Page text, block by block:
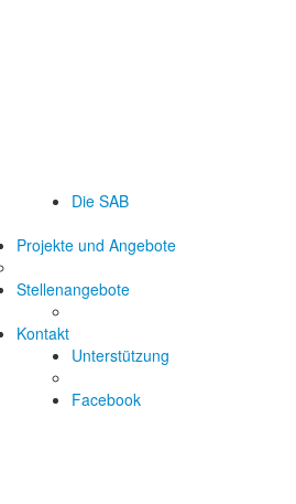
Die SAB
Projekte und Angebote
Stellenangebote
Kontakt
Unterstützung
Facebook